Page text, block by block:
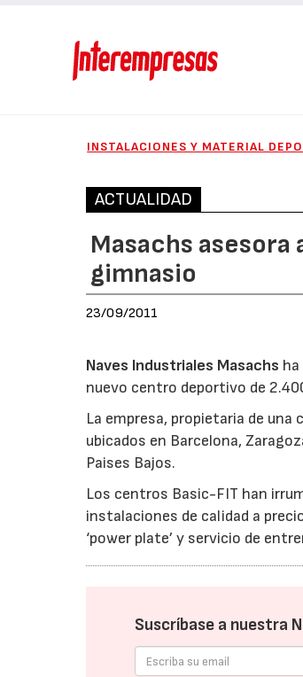
INSTALACIONES Y MATERIAL
ACTUALIDAD
Masachs asesora
gimnasio
23/09/2011
Naves Industriales Masachs
nuevo centro deportivo de
La empresa, propietaria de una
ubicados en Barcelona,
Paises Bajos.
Los centros Basic-FIT han
instalaciones de calidad a
‘power plate’ y servicio de
Suscríbase a nuestra